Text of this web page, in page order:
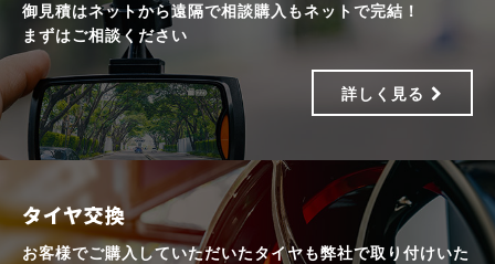
御見積はネットから遠隔で相談購入もネットで完結！
まずはご相談ください
詳しく見る
タイヤ交換
お客様でご購入していただいたタイヤも弊社で取り付けいた